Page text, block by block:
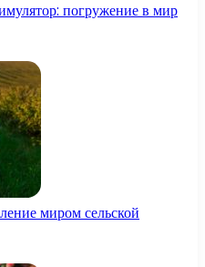
погружение в мир
миром сельской